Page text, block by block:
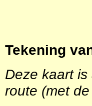
Tekening
Deze kaart
route (met